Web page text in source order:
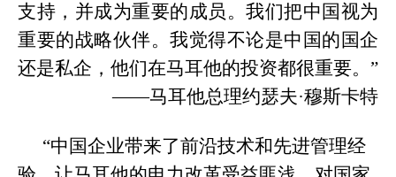
支持，并成为重要的成员。我们把中国视为
重要的战略伙伴。我觉得不论是中国的国企
还是私企，他们在马耳他的投资都很重要。”
——马耳他总理约瑟夫·穆斯卡特
“中国企业带来了前沿技术和先进管理经